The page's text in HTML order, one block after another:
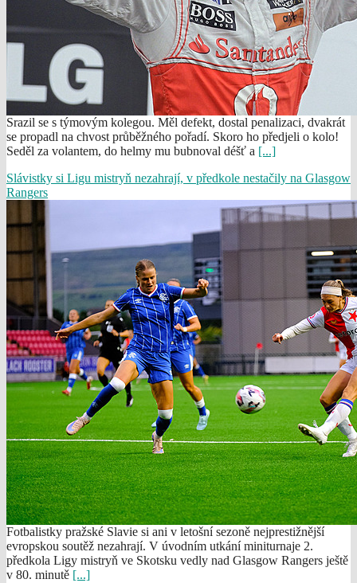
Srazil se s týmovým kolegou. Měl defekt, dostal penalizaci, dvakrát
se propadl na chvost průběžného pořadí. Skoro ho předjeli o kolo!
Seděl za volantem, do helmy mu bubnoval déšť a [...]
Slávistky si Ligu mistryň nezahrají, v předkole nestačily na Glasgow
Rangers
Fotbalistky pražské Slavie si ani v letošní sezoně nejprestižnější
evropskou soutěž nezahrají. V úvodním utkání miniturnaje 2.
předkola Ligy mistryň ve Skotsku vedly nad Glasgow Rangers ještě
v 80. minutě [...]